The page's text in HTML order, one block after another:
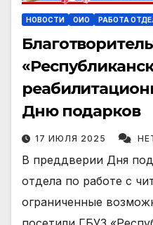
НОВОСТИ ОИО РАБОТА
Дню подарков
17 ИЮЛЯ 2025
В преддверии Дня
отдела по работе с
ограниченные